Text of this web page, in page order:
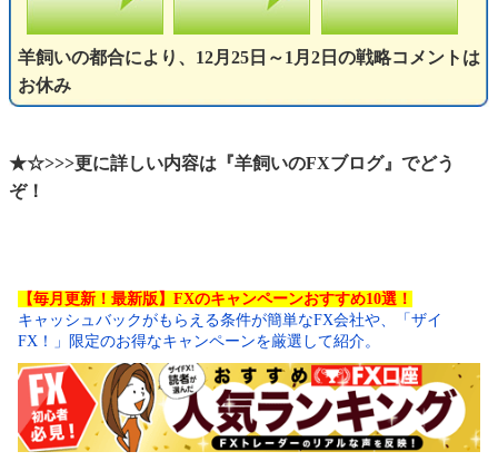
羊飼いの都合により、12月25日～1月2日の戦略コメントは
お休み
★☆>>>更に詳しい内容は『羊飼いのFXブログ』でどう
ぞ！
【毎月更新！最新版】FXのキャンペーンおすすめ10選！
キャッシュバックがもらえる条件が簡単なFX会社や、「ザイ
FX！」限定のお得なキャンペーンを厳選して紹介。